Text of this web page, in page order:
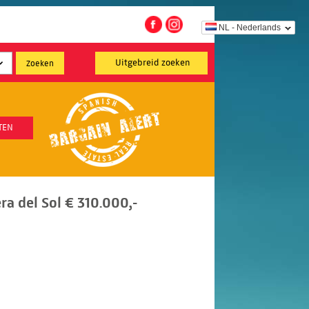
NL - Nederlands
Uitgebreid zoeken
del Sol € 310.000,-